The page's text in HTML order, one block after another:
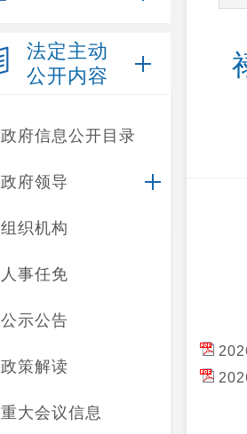
法定主动
公开内容
政府信息公开目录
政府领导
组织机构
人事任免
公示公告
政策解读
重大会议信息